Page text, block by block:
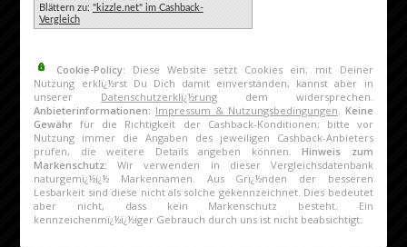
Blättern zu: "kizzle.net" im Cashback-
Vergleich
Cookie-Policy: Diese Website setzt Cookies ein; mit Deiner
Nutzung erklï¿½rst Du Dich damit einverstanden, kannst aber in
unserer Datenschutzerklï¿½rung dem widersprechen.
Anbieterinformationen: Impressum & Nutzungsbedingungen. Keine
Gewähr für die Richtigkeit der Cashback-Konditionen; bitte vor
Nutzung immer die Angaben des jeweiligen Cashback-Anbieters
prüfen, die weitere Details angeben können.Hinweis zum
Markenschutz: Wir verwenden in dieser Vergleichsdatenbank
naturgemï¿½ï¿½ Markennamen. Aus Grï¿½nden der besseren
Lesbarkeit sind diese nicht als solche gekennzeichnet. Dies bedeutet
aber nicht, dass kein Markenschutz besteht. Ein
kennzeichenmï¿½ï¿½iger Gebrauch durch uns ist nicht beabsichtigt.